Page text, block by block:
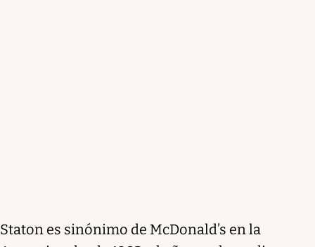
Staton es sinónimo de McDonald’s en la